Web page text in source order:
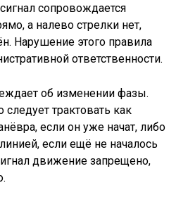
сопровождается
а налево стрелки нет,
Нарушение этого правила
ответственности.
об изменении фазы.
трактовать как
если он уже начат, либо
если ещё не началось
движение запрещено,